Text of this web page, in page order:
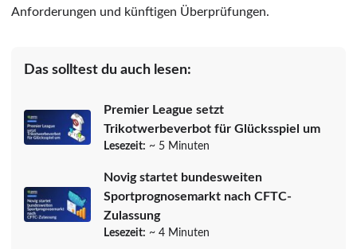
Anforderungen und künftigen Überprüfungen.
Das solltest du auch lesen:
Premier League setzt
Trikotwerbeverbot für Glücksspiel um
Lesezeit: ~ 5 Minuten
Novig startet bundesweiten
Sportprognosemarkt nach CFTC-
Zulassung
Lesezeit: ~ 4 Minuten